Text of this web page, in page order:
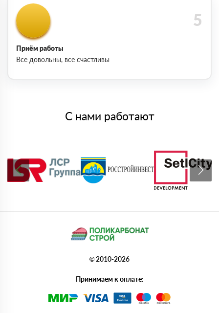
Приём работы
Все довольны, все счастливы
С нами работают
© 2010-2026
Принимаем к оплате: